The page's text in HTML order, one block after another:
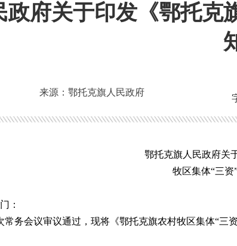
政府关于印发《鄂托克
来源：鄂托克旗人民政府
鄂托克旗人民政府关
牧区集体“三资”
：
会议审议通过，现将《鄂托克旗农村牧区集体“三资